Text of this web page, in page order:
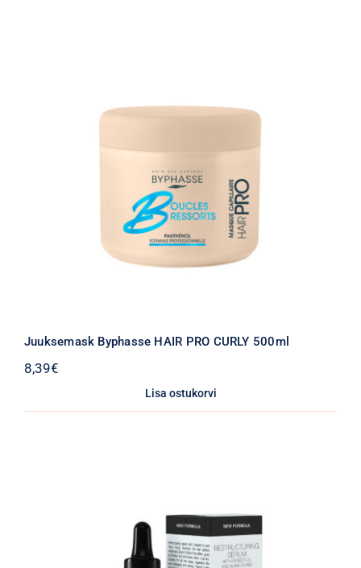
Juuksemask Byphasse HAIR PRO CURLY 500ml
8,39€
Lisa ostukorvi